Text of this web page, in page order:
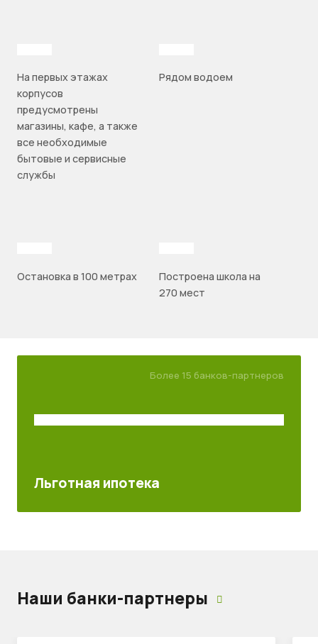
На первых этажах
корпусов
предусмотрены
магазины, кафе, а также
все необходимые
бытовые и сервисные
службы
Рядом водоем
Остановка в 100 метрах
Построена школа на
270 мест
Более 15 банков-партнеров
Льготная ипотека
Наши банки-партнеры